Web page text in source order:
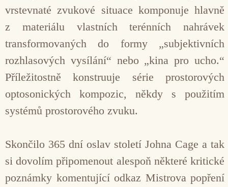
vrstevnaté zvukové situace komponuje hlavně
z materi­álu vlastních terénních nahrávek
transformovaných do formy „subjektivních
rozhlasových vysílání“ nebo „kina pro ucho.“
Příležitostně konstruuje série prostorových
optosonických kompozic, někdy s použitím
systémů prostorového zvuku.
Skončilo 365 dní oslav století Johna Cage a tak
si dovolím připo­menout alespoň některé kritické
poznámky komentující odkaz Mistro­va popření